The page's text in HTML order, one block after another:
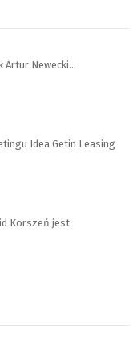
Artur Newecki…
Idea Getin Leasing
Korszeń jest